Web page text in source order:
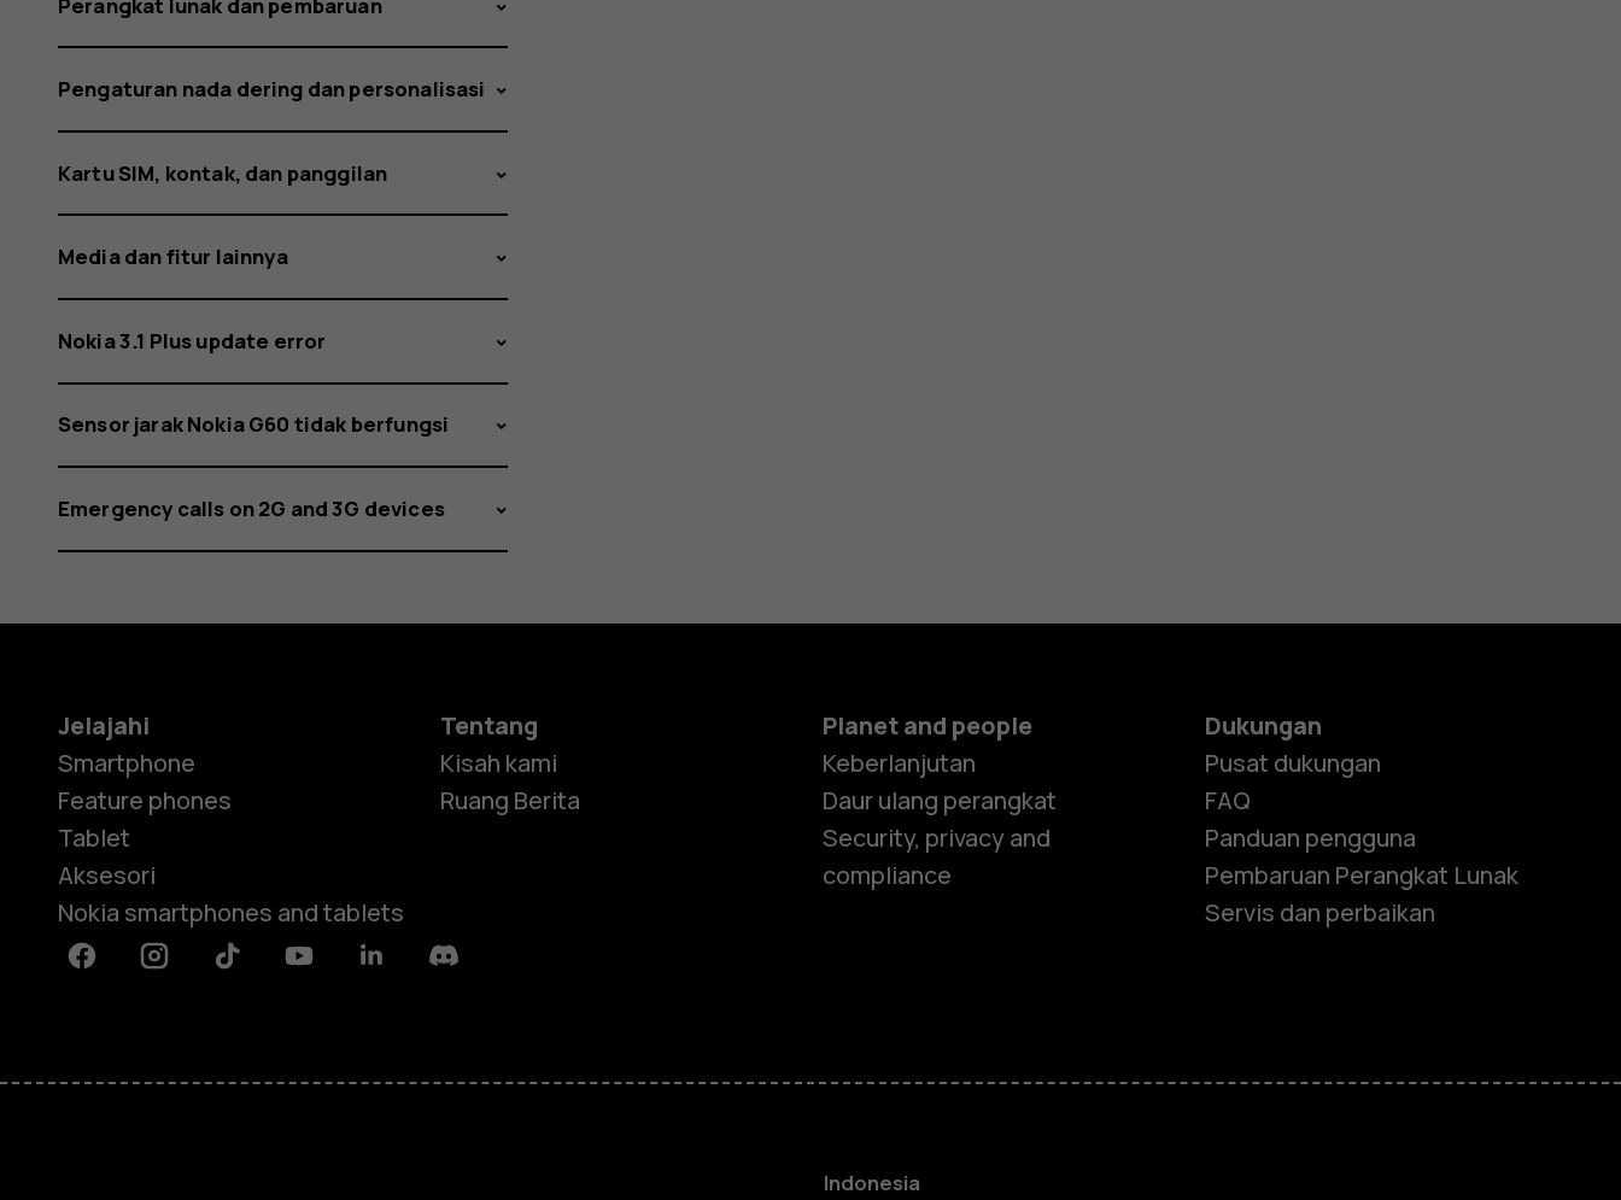
Smartphone
Pengaturan nada dering dan personalisasi
Kartu SIM, kontak, dan panggilan
Media dan fitur lainnya
Nokia 3.1 Plus update error
Sensor jarak Nokia G60 tidak berfungsi
Emergency calls on 2G and 3G devices
Jelajahi
Smartphone
Feature phones
Tablet
Aksesori
Nokia smartphones and tablets
Tentang
Kisah kami
Ruang Berita
Planet and people
Keberlanjutan
Daur ulang perangkat
Security, privacy and
compliance
Dukungan
Pusat dukungan
FAQ
Panduan pengguna
Pembaruan Perangkat Lunak
Servis dan perbaikan
FacebookInstagramTiktok YoutubeLinkedinDiscord
Indonesia